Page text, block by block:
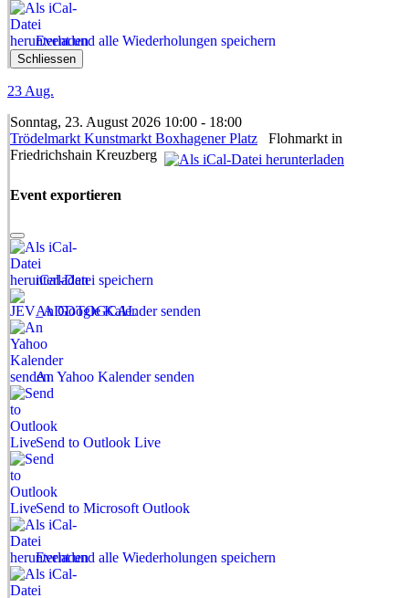
Event und alle Wiederholungen speichern
Schliessen
23 Aug.
Sonntag, 23. August 2026 10:00 - 18:00
Trödelmarkt Kunstmarkt Boxhagener Platz Flohmarkt in
Friedrichshain Kreuzberg
Event exportieren
iCal-Datei speichern
An Google Kalender senden
An Yahoo Kalender senden
Send to Outlook Live
Send to Microsoft Outlook
Event und alle Wiederholungen speichern